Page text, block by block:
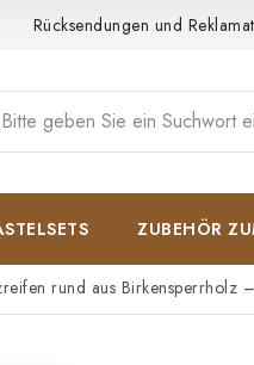
Rücksendungen und
ZUBEHÖR
rund aus Birkensperrholz